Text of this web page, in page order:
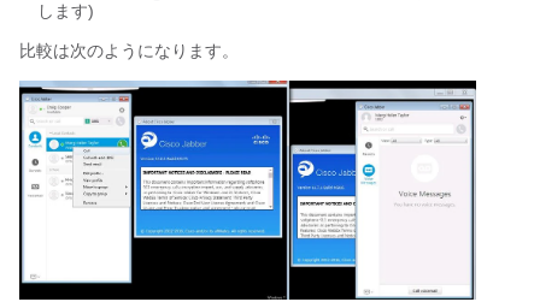
します)
比較は次のようになります。